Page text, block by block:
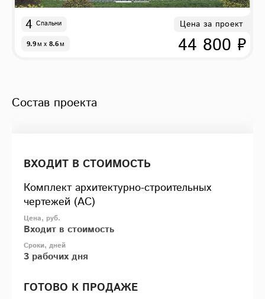
4 Спальни
9.9м x 8.6м
Цена за проект
44 800 ₽
Состав проекта
ВХОДИТ В СТОИМОСТЬ
Комплект архитектурно-строительных
чертежей (АС)
Входит в стоимость
3 рабочих дня
ГОТОВО К ПРОДАЖЕ